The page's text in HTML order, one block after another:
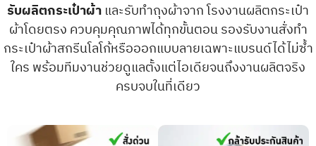
รับผลิตกระเป๋าผ้า และรับทำถุงผ้าจาก โรงงานผลิตกระเป๋า
ผ้าโดยตรง ควบคุมคุณภาพได้ทุกขั้นตอน รองรับงานสั่งทำ
กระเป๋าผ้าสกรีนโลโก้หรือออกแบบลายเฉพาะแบรนด์ได้ไม่ซ้ำ
ใคร พร้อมทีมงานช่วยดูแลตั้งแต่ไอเดียจนถึงงานผลิตจริง
ครบจบในที่เดียว